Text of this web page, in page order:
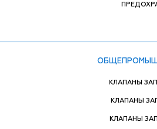
КЛАПАНЫ
КЛАПАНЫ
КЛАПАНЫ